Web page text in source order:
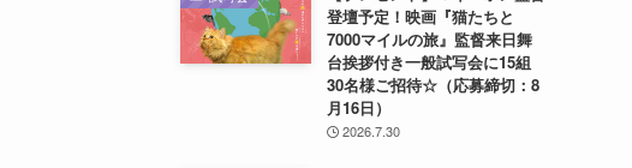
登壇予定！映画『猫たちと
7000マイルの旅』監督来日舞
台挨拶付き一般試写会に15組
30名様ご招待☆（応募締切：8
月16日）
2026.7.30